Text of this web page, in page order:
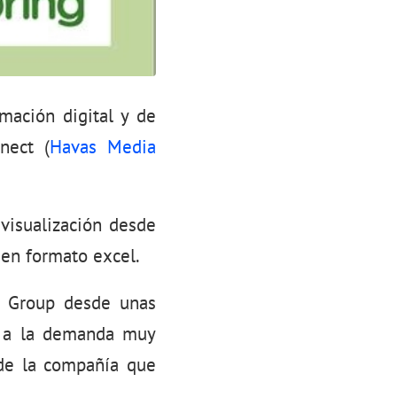
digital y de
(Havas Media
desde
formato excel.
desde unas
la demanda muy
la compañía que